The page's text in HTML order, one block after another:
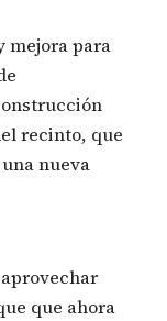
mejora para
recinto, que
nueva
que ahora